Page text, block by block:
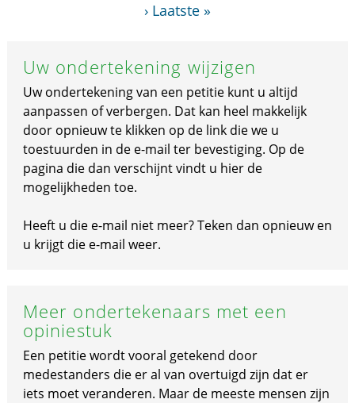
› Laatste »
Uw ondertekening wijzigen
Uw ondertekening van een petitie kunt u altijd
aanpassen of verbergen. Dat kan heel makkelijk
door opnieuw te klikken op de link die we u
toestuurden in de e-mail ter bevestiging. Op de
pagina die dan verschijnt vindt u hier de
mogelijkheden toe.
Heeft u die e-mail niet meer? Teken dan opnieuw en
u krijgt die e-mail weer.
Meer ondertekenaars met een
opiniestuk
Een petitie wordt vooral getekend door
medestanders die er al van overtuigd zijn dat er
iets moet veranderen. Maar de meeste mensen zijn